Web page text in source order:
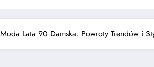
Moda Lata 90 Damska: Powroty Trendów i